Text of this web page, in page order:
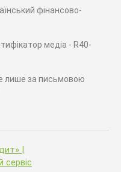
фінансово-
медіа - R40-
лише за письмовою